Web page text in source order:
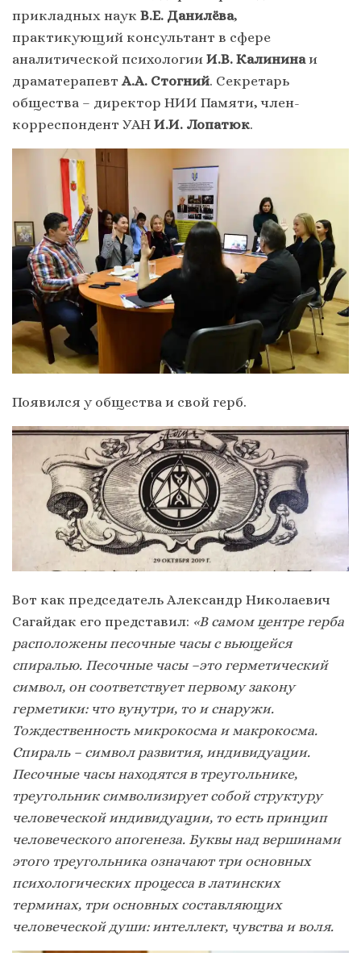
прикладных наук В.Е. Данилёва,
практикующий консультант в сфере
аналитической психологии И.В. Калининаи
драматерапевт А.А. Стогний. Секретарь
общества – директор НИИ Памяти, член-
корреспондент УАН И.И. Лопатюк.
Появился у общества и свой герб.
Вот как председатель Александр Николаевич
Сагайдак его представил: «В самом центре герба
расположены песочные часы с вьющейся
спиралью. Песочные часы –это герметический
символ, он соответствует первому закону
герметики: что вунутри, то и снаружи.
Тождественность микрокосма и макрокосма.
Спираль – символ развития, индивидуации.
Песочные часы находятся в треугольнике,
треугольник символизирует собой структуру
человеческой индивидуации, то есть принцип
человеческого апогенеза. Буквы над вершинами
этого треугольника означают три основных
психологических процесса в латинских
терминах, три основных составляющих
человеческой души: интеллект, чувства и воля.